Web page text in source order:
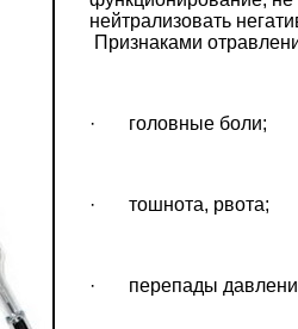
нейтрализовать
Признаками
· головные боли;
· тошнота, рвота;
· перепады